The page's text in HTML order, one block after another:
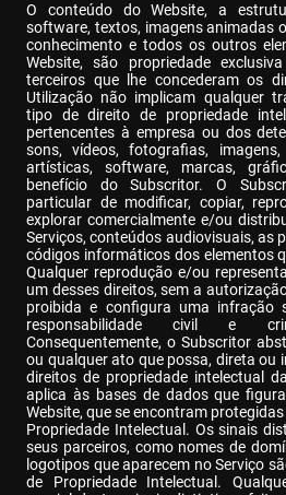
O conteúdo do Website, a
software, textos, imagens animadas
conhecimento e todos os outros
Website, são propriedade
terceiros que lhe concederam os
Utilização não implicam qualquer
tipo de direito de propriedade
pertencentes à empresa ou dos
sons, vídeos, fotografias,
artísticas, software, marcas,
benefício do Subscritor. O
particular de modificar, copiar,
explorar comercialmente e/ou
Serviços, conteúdos audiovisuais, as
códigos informáticos dos elementos
Qualquer reprodução e/ou
um desses direitos, sem a
proibida e configura uma infração
responsabilidade civil e
Consequentemente, o Subscritor
ou qualquer ato que possa, direta ou
direitos de propriedade intelectual
aplica às bases de dados que
Website, que se encontram
Propriedade Intelectual. Os sinais
seus parceiros, como nomes de
logotipos que aparecem no Serviço
de Propriedade Intelectual.